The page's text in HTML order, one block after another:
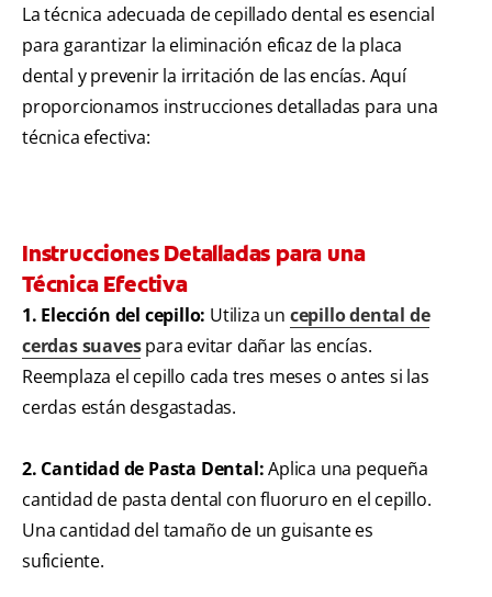
La técnica adecuada de cepillado dental es esencial
para garantizar la eliminación eficaz de la placa
dental y prevenir la irritación de las encías. Aquí
proporcionamos instrucciones detalladas para una
técnica efectiva:
Instrucciones Detalladas para una
Técnica Efectiva
1. Elección del cepillo: Utiliza un cepillo dental de
cerdas suavespara evitar dañar las encías.
Reemplaza el cepillo cada tres meses o antes si las
cerdas están desgastadas.
2. Cantidad de Pasta Dental:Aplica una pequeña
cantidad de pasta dental con fluoruro en el cepillo.
Una cantidad del tamaño de un guisante es
suficiente.